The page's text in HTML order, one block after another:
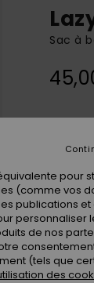
Sac à
pour
(comme vos
publications et
personnaliser
de nos
(tels que
des